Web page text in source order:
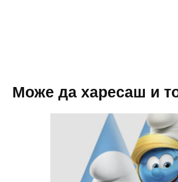
Може да харесаш и